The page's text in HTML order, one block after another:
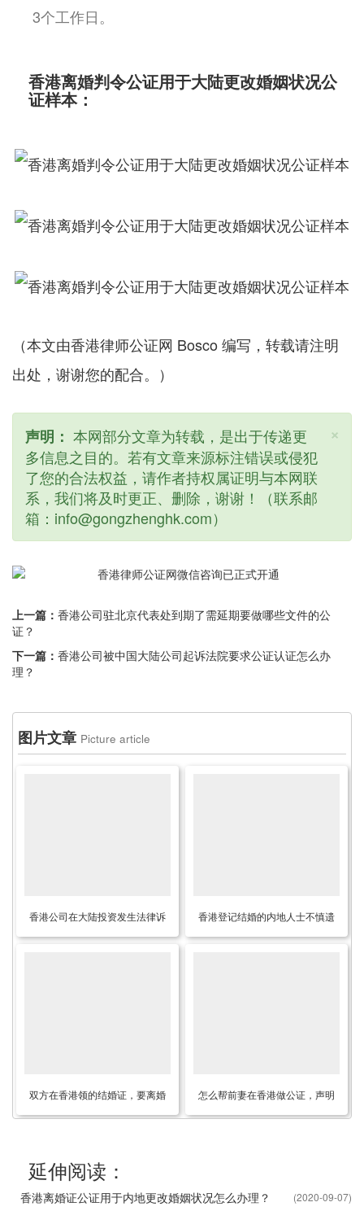
3个工作日。
香港离婚判令公证用于大陆更改婚姻状况公
证样本：
（本文由香港律师公证网 Bosco 编写，转载请注明
出处，谢谢您的配合。）
×
声明： 本网部分文章为转载，是出于传递更
多信息之目的。若有文章来源标注错误或侵犯
了您的合法权益，请作者持权属证明与本网联
系，我们将及时更正、删除，谢谢！（联系邮
箱：info@gongzhenghk.com）
上一篇： 香港公司驻北京代表处到期了需延期要做哪些文件的公
证？
下一篇： 香港公司被中国大陆公司起诉法院要求公证认证怎么办
理？
图片文章 Picture article
香港公司在大陆投资发生法律诉
讼时怎么办理公证？
香港登记结婚的内地人士不慎遗
失香港结婚证原件要怎么授权委
双方在香港领的结婚证，要离婚
只能回香港办理手续吗？
怎么帮前妻在香港做公证，声明
内地房产为她一人单独所有而与
延伸阅读：
(2020-09-07)
香港离婚证公证用于内地更改婚姻状况怎么办理？